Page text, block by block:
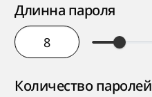
Длинна пароля
Количество паролей